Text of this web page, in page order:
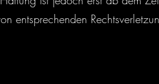
entsprechenden